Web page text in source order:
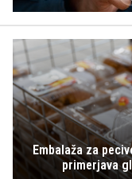
Embalaža za
primerjava